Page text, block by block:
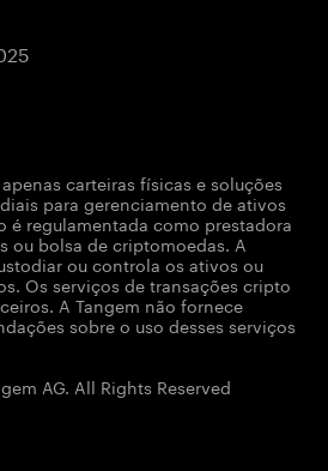
carteiras físicas e soluções
para gerenciamento de ativos
é regulamentada como prestadora
ou bolsa de criptomoedas. A
ou controla os ativos ou
Os serviços de transações cripto
A Tangem não fornece
sobre o uso desses serviços